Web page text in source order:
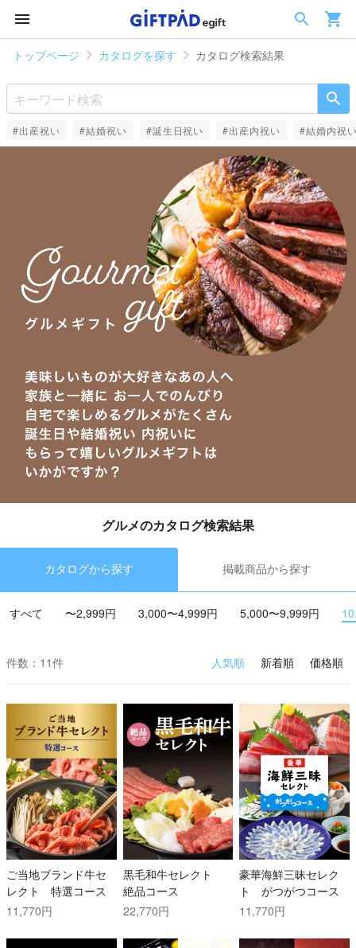
トップページ カタログを探す カタログ検索結果
#出産祝い #結婚祝い #誕生日祝い #出産内祝い #結婚内祝
グルメのカタログ検索結果
カタログから探す 掲載商品から探す
すべて 〜2,999円 3,000〜4,999円 5,000〜9,999円
件数：11件 人気順 新着順 価格順
ご当地ブランド牛セ
レクト 特選コース
11,770円
黒毛和牛セレクト
絶品コース
22,770円
豪華海鮮三昧セレク
ト がつがつコース
11,770円